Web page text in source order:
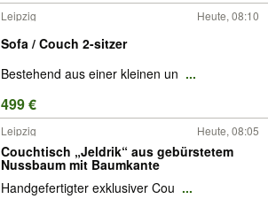
Leipzig Heute, 08:10
Sofa / Couch 2-sitzer
Bestehend aus einer kleinen un ...
499 €
Leipzig Heute, 08:05
Couchtisch „Jeldrik“ aus gebürstetem
Nussbaum mit Baumkante
Handgefertigter exklusiver Cou ...